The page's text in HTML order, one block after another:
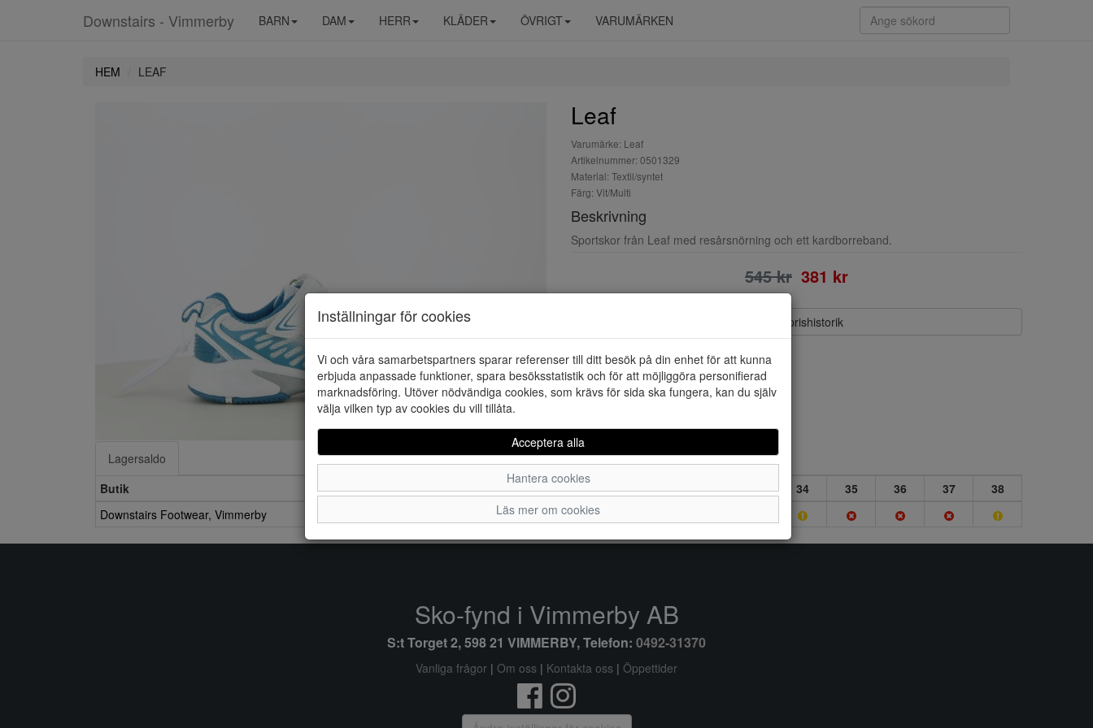
Downstairs - Vimmerby BARN DAM HERR KLÄDER ÖVRIGT VARUMÄRKEN
HEM LEAF
Leaf
Varumärke: Leaf
Artikelnummer: 0501329
Material: Textil/syntet
Färg: Vit/Multi
Beskrivning
Sportskor från Leaf med resårsnörning och ett kardborreband.
545 kr 381 kr
Visa prishistorik
Lagersaldo
Butik
28 29 30 31 32 33 34 35 36 37
38
Downstairs Footwear, Vimmerby
Inställningar för cookies
Vi och våra samarbetspartners sparar referenser till ditt besök på din enhet för att kunna
erbjuda anpassade funktioner, spara besöksstatistik och för att möjliggöra personifierad
marknadsföring. Utöver nödvändiga cookies, som krävs för sida ska fungera, kan du själv
välja vilken typ av cookies du vill tillåta.
Acceptera alla
Hantera cookies
Läs mer om cookies
Sko-fynd i Vimmerby AB
S:t Torget 2, 598 21 VIMMERBY, Telefon: 0492-31370
Vanliga frågor | Om oss | Kontakta oss | Öppettider